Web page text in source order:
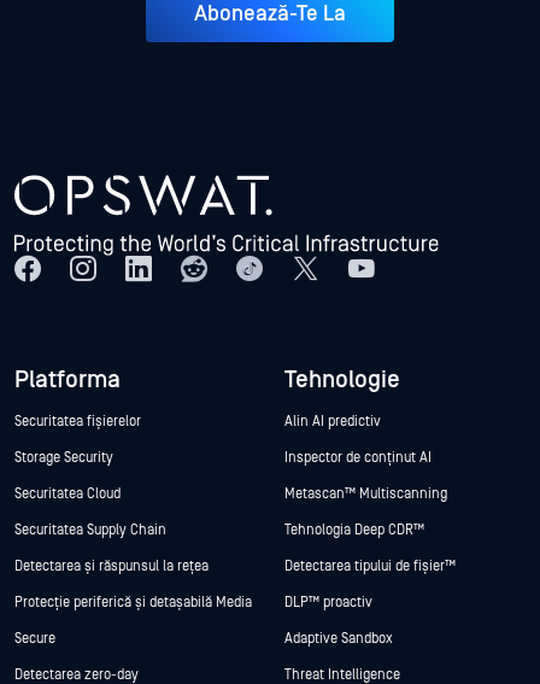
Abonează-Te La
Platforma
Securitatea fișierelor
Storage Security
Securitatea Cloud
Securitatea Supply Chain
Detectarea și răspunsul la rețea
Protecție periferică și detașabilă Media
Secure
Detectarea zero-day
Tehnologie
Alin AI predictiv
Inspector de conținut AI
Metascan™ Multiscanning
Tehnologia Deep CDR™
Detectarea tipului de fișier™
DLP™ proactiv
Adaptive Sandbox
Threat Intelligence